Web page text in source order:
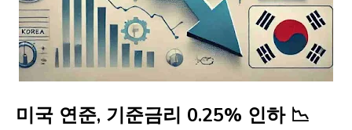
미국 연준, 기준금리 0.25% 인하 📉